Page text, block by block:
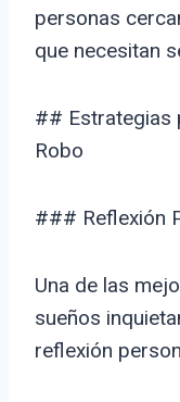
personas
que necesitan
## Estrategias
Robo
### Reflexión
Una de las
sueños
reflexión